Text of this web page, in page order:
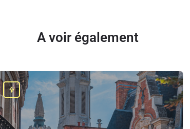
A voir également